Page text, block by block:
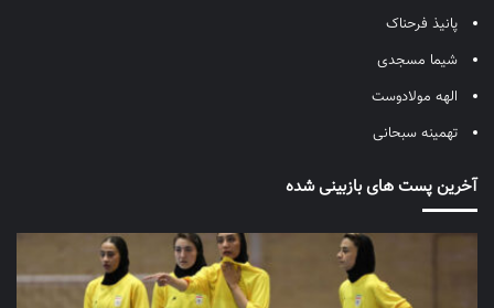
پانیذ فرحناک
شیما مسجدی
الهه مولادوست
تهمینه سبحانی
آخرین پست های بازبینی شده